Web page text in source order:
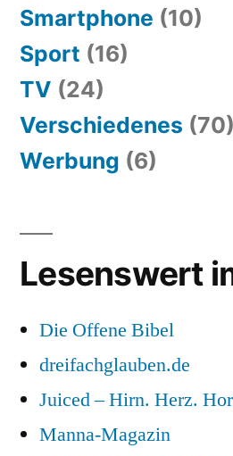
Smartphone (10)
Sport (16)
TV (24)
Verschiedenes (70)
Werbung (6)
Lesenswert
Die Offene Bibel
dreifachglauben.de
Juiced – Hirn. Herz.
Manna-Magazin